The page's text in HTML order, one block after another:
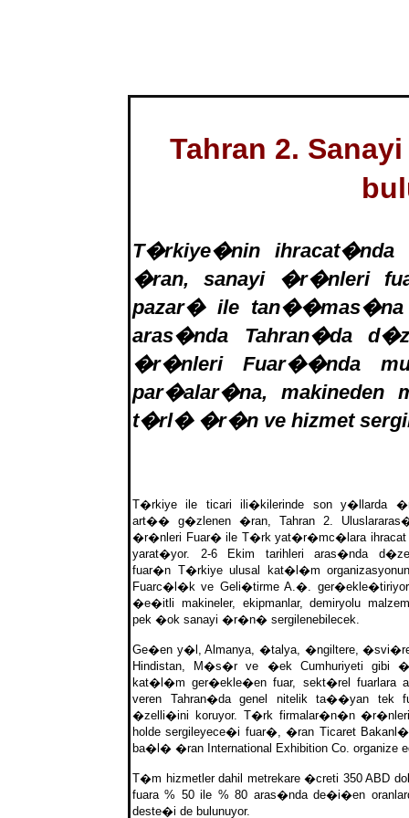
Tahran 2.
T�rkiye�nin ihracat�nda
�ran, sanayi �r�nleri
pazar� ile tan��mas�na
aras�nda Tahran�da
�r�nleri Fuar��nda
par�alar�na, makineden
t�rl� �r�n ve hizmet
T�rkiye ile ticari ili�kilerinde son y�llarda
art�� g�zlenen �ran, Tahran 2.
�r�nleri Fuar� ile T�rk yat�r�mc�lara
yarat�yor. 2-6 Ekim tarihleri aras�nda
fuar�n T�rkiye ulusal kat�l�m
Fuarc�l�k ve Geli�tirme A.�.
�e�itli makineler, ekipmanlar, demiryolu
pek �ok sanayi �r�n� sergilenebilecek.
Ge�en y�l, Almanya, �talya, �ngiltere,
Hindistan, M�s�r ve �ek Cumhuriyeti gibi
kat�l�m ger�ekle�en fuar, sekt�rel
veren Tahran�da genel nitelik ta��yan tek
�zelli�ini koruyor. T�rk firmalar�n�n
holde sergileyece�i fuar�, �ran Ticaret
ba�l� �ran International Exhibition Co. organize
T�m hizmetler dahil metrekare �creti 350 ABD
fuara % 50 ile % 80 aras�nda de�i�en
deste�i de bulunuyor.